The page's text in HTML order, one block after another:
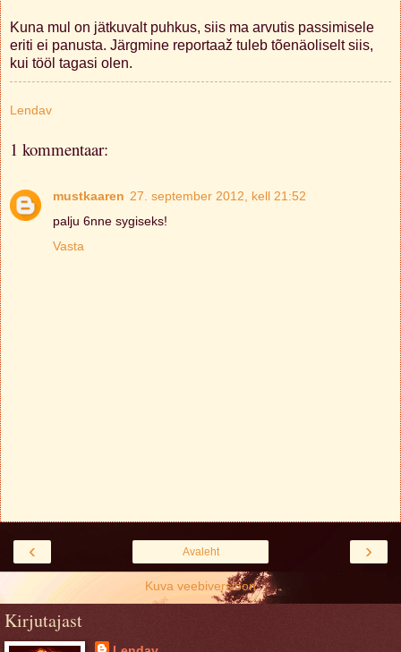
Kuna mul on jätkuvalt puhkus, siis ma arvutis passimisele
eriti ei panusta. Järgmine reportaaž tuleb tõenäoliselt siis,
kui tööl tagasi olen.
Lendav
1 kommentaar:
mustkaaren 27. september 2012, kell 21:52
palju 6nne sygiseks!
Vasta
‹ ›
Avaleht
Kuva veebiversioon
Kirjutajast